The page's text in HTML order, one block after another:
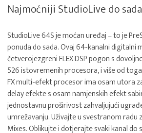
Najmoćniji StudioLive do sada
StudioLive 64S je moćan uređaj – to je
ponuda do sada. Ovaj 64-kanalni digitalni
četverojezgreni FLEX DSP pogon s
526 istovremenih procesora, i više od
FX multi-efekt procesor ima osam utora
delay efekte s osam namjenskih efekt
jednostavnu proširivost zahvaljujući
umrežavanju. Uživajte u svestranom radu
Mixes. Oblikujte i dotjerajte svaki kanal do